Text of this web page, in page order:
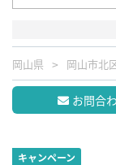
岡山県 岡山市北
お問合
キャンペーン